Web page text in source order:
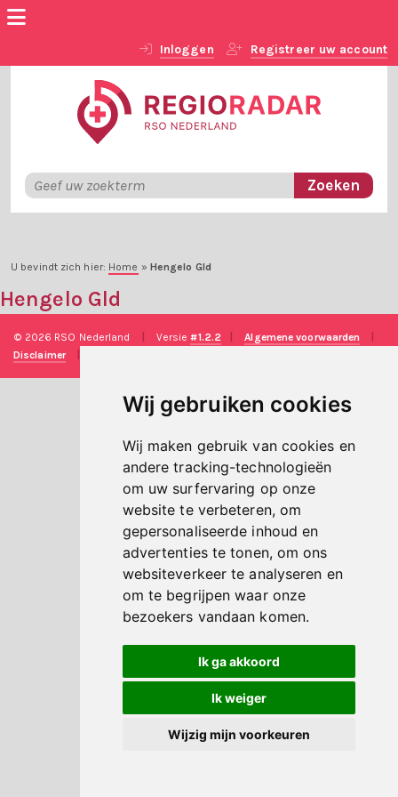
Wij gebruiken cookies
Wij maken gebruik van cookies en
andere tracking-technologieën
om uw surfervaring op onze
website te verbeteren, om
gepersonaliseerde inhoud en
advertenties te tonen, om ons
websiteverkeer te analyseren en
om te begrijpen waar onze
bezoekers vandaan komen.
Ik ga akkoord
Ik weiger
Wijzig mijn voorkeuren
Inloggen Registreer uw account
U bevindt zich hier: Home » Hengelo Gld
Hengelo Gld
© 2026 RSO Nederland Versie#1.2.2 Algemene voorwaarden
Disclaimer